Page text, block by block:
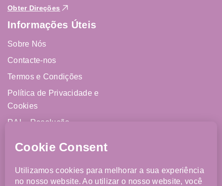
Obter Direções
Informações Úteis
Sobre Nós
Contacte-nos
Termos e Condições
Política de Privacidade e
Cookies
RAL - Resolução
Livro de Reclamações